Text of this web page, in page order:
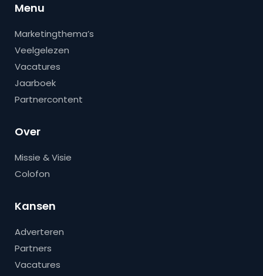
Menu
Marketingthema’s
Veelgelezen
Vacatures
Jaarboek
Partnercontent
Over
Missie & Visie
Colofon
Kansen
Adverteren
Partners
Vacatures